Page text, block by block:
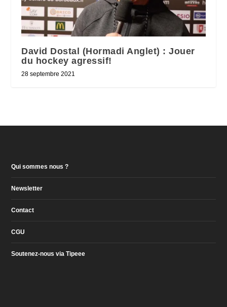
David Dostal (Hormadi Anglet) : Jouer
du hockey agressif!
28 septembre 2021
Qui sommes nous ?
Newsletter
Contact
CGU
Soutenez-nous via Tipeee